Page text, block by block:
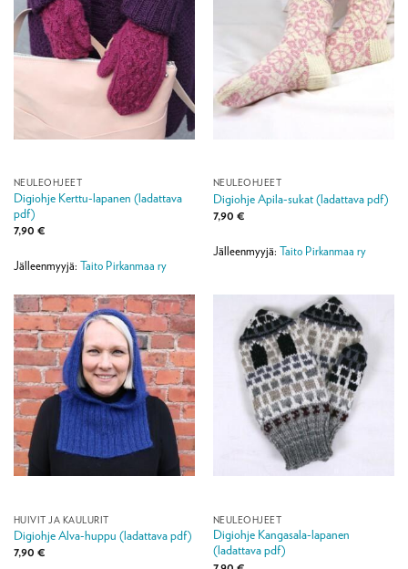
NEULEOHJEET
Digiohje Kerttu-lapanen (ladattava
pdf)
7,90 €
Jälleenmyyjä: Taito Pirkanmaa ry
NEULEOHJEET
Digiohje Apila-sukat (ladattava pdf)
7,90 €
Jälleenmyyjä: Taito Pirkanmaa ry
HUIVIT JA KAULURIT
Digiohje Alva-huppu (ladattava pdf)
7,90 €
NEULEOHJEET
Digiohje Kangasala-lapanen
(ladattava pdf)